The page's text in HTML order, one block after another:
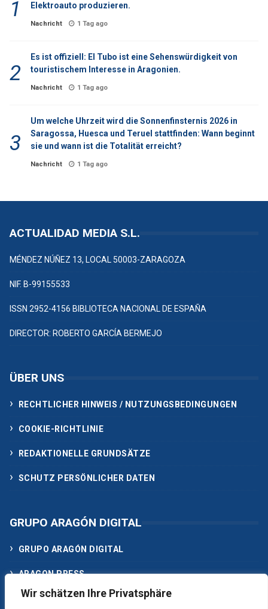
Wir schätzen Ihre Privatsphäre
Elektroauto produzieren.
Nachricht 1 Tag ago
Es ist offiziell: El Tubo ist eine Sehenswürdigkeit von
touristischem Interesse in Aragonien.
Nachricht 1 Tag ago
Um welche Uhrzeit wird die Sonnenfinsternis 2026 in
Saragossa, Huesca und Teruel stattfinden: Wann beginnt
sie und wann ist die Totalität erreicht?
Nachricht 1 Tag ago
ACTUALIDAD MEDIA S.L.
MÉNDEZ NÚÑEZ 13, LOCAL 50003-ZARAGOZA
NIF. B-99155533
ISSN 2952-4156 BIBLIOTECA NACIONAL DE ESPAÑA
DIRECTOR: ROBERTO GARCÍA BERMEJO
ÜBER UNS
RECHTLICHER HINWEIS / NUTZUNGSBEDINGUNGEN
COOKIE-RICHTLINIE
REDAKTIONELLE GRUNDSÄTZE
SCHUTZ PERSÖNLICHER DATEN
GRUPO ARAGÓN DIGITAL
GRUPO ARAGÓN DIGITAL
ARAGON PRESS
ACTUALIDAD MEDIA